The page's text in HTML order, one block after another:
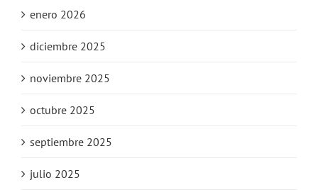
enero 2026
diciembre 2025
noviembre 2025
octubre 2025
septiembre 2025
julio 2025